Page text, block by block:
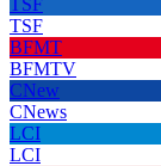
TSF
TSF
BFMT
BFMTV
CNew
CNews
LCI
LCI